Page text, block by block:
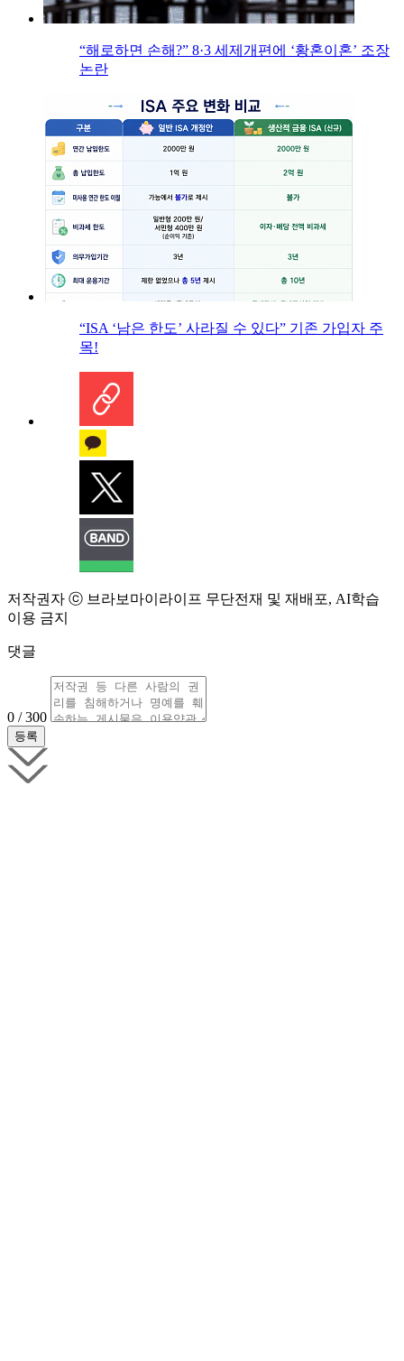
“해로하면 손해?” 8·3 세제개편에 ‘황혼이혼’ 조장
논란
“ISA ‘남은 한도’ 사라질 수 있다” 기존 가입자 주
목!
저작권자 ⓒ 브라보마이라이프 무단전재 및 재배포, AI학습
이용 금지
댓글
0 / 300